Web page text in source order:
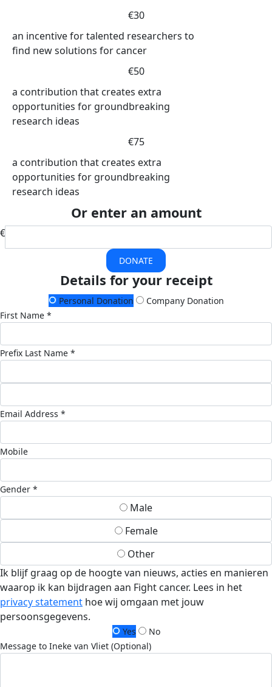
€30
an incentive for talented researchers to
find new solutions for cancer
€50
a contribution that creates extra
opportunities for groundbreaking
research ideas
€75
a contribution that creates extra
opportunities for groundbreaking
research ideas
Or enter an amount
€
DONATE
Details for your receipt
Personal Donation
Company Donation
First Name *
Prefix Last Name *
Email Address *
Mobile
Gender *
Male
Female
Other
Ik blijf graag op de hoogte van nieuws, acties en manieren
waarop ik kan bijdragen aan Fight cancer. Lees in het
privacy statement hoe wij omgaan met jouw
persoonsgegevens.
Yes
No
Message to Ineke van Vliet (Optional)